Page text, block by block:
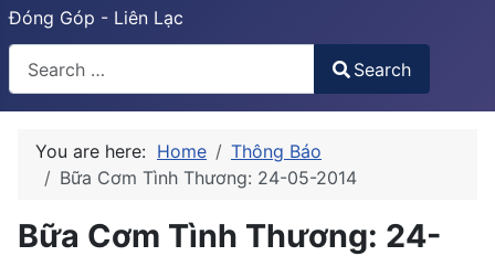
Đóng Góp - Liên Lạc
Search
You are here: Home
Thông Báo
Bữa Cơm Tình Thương: 24-05-2014
Bữa Cơm Tình Thương: 24-